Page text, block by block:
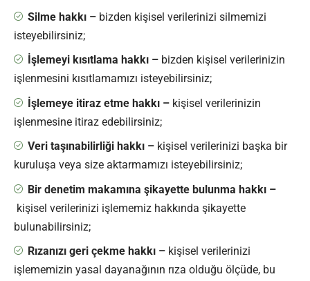
Silme hakkı – bizden kişisel verilerinizi silmemizi
isteyebilirsiniz;
İşlemeyi kısıtlama hakkı – bizden kişisel verilerinizin
işlenmesini kısıtlamamızı isteyebilirsiniz;
İşlemeye itiraz etme hakkı – kişisel verilerinizin
işlenmesine itiraz edebilirsiniz;
Veri taşınabilirliği hakkı – kişisel verilerinizi başka bir
kuruluşa veya size aktarmamızı isteyebilirsiniz;
Bir denetim makamına şikayette bulunma hakkı –
kişisel verilerinizi işlememiz hakkında şikayette
bulunabilirsiniz;
Rızanızı geri çekme hakkı – kişisel verilerinizi
işlememizin yasal dayanağının rıza olduğu ölçüde, bu